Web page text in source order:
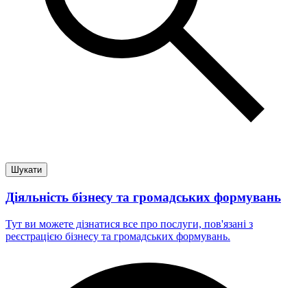
Шукати
Діяльність бізнесу та громадських формувань
Тут ви можете дізнатися все про послуги, пов'язані з
реєстрацією бізнесу та громадських формувань.